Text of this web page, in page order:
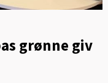
grønne giv